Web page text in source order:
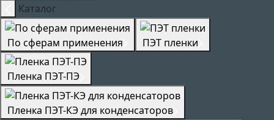
Каталог
По сферам применения ПЭТ пленки
Пленка ПЭТ-ПЭ
Пленка ПЭТ-КЭ для конденсаторов